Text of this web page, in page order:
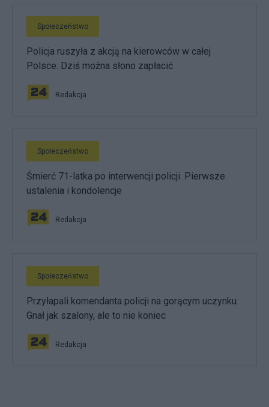
Społeczeństwo
Policja ruszyła z akcją na kierowców w całej
Polsce. Dziś można słono zapłacić
Redakcja
Społeczeństwo
Śmierć 71-latka po interwencji policji. Pierwsze
ustalenia i kondolencje
Redakcja
Społeczeństwo
Przyłapali komendanta policji na gorącym uczynku.
Gnał jak szalony, ale to nie koniec
Redakcja